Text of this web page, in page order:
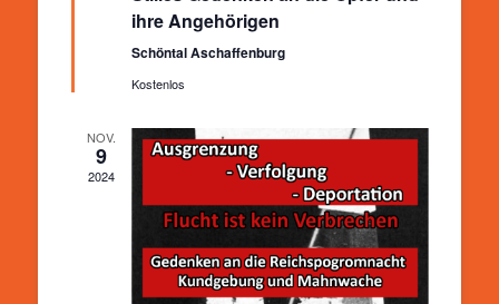
ihre Angehörigen
Schöntal Aschaffenburg
Kostenlos
NOV.
9
2024